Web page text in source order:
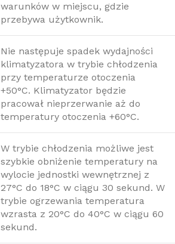
warunków w miejscu, gdzie
przebywa użytkownik.
Nie następuje spadek wydajności
klimatyzatora w trybie chłodzenia
przy temperaturze otoczenia
+50°C. Klimatyzator będzie
pracował nieprzerwanie aż do
temperatury otoczenia +60°C.
W trybie chłodzenia możliwe jest
szybkie obniżenie temperatury na
wylocie jednostki wewnętrznej z
27°C do 18°C w ciągu 30 sekund. W
trybie ogrzewania temperatura
wzrasta z 20°C do 40°C w ciągu 60
sekund.